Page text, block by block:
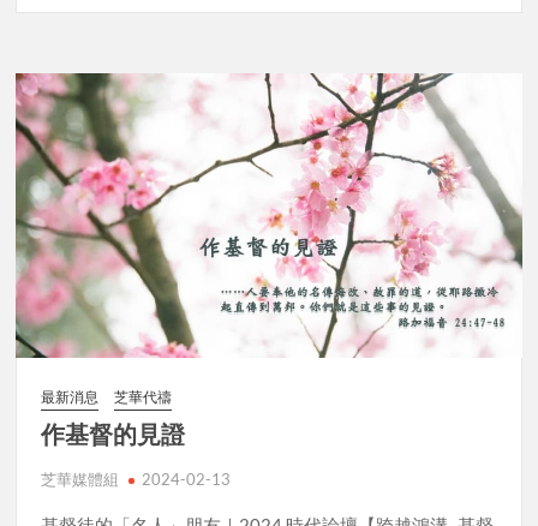
最新消息 芝華代禱
作基督的見證
芝華媒體組 2024-02-13